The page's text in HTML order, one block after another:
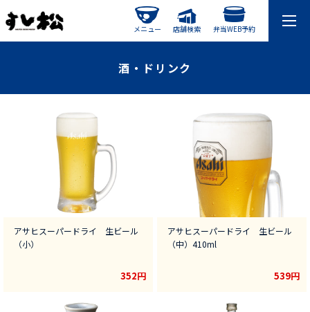
弁当WEB予約
店舗検索
メニュー
酒・ドリンク
アサヒスーパードライ 生ビール
（小）
352円
アサヒスーパードライ 生ビール
（中）410ml
539円